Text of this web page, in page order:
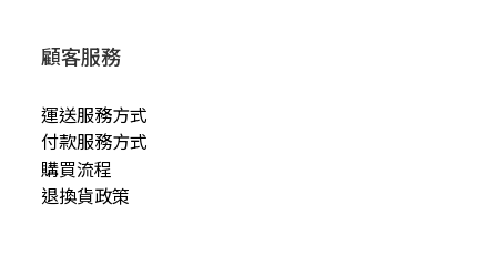
顧客服務
運送服務方式
付款服務方式
購買流程
退換貨政策